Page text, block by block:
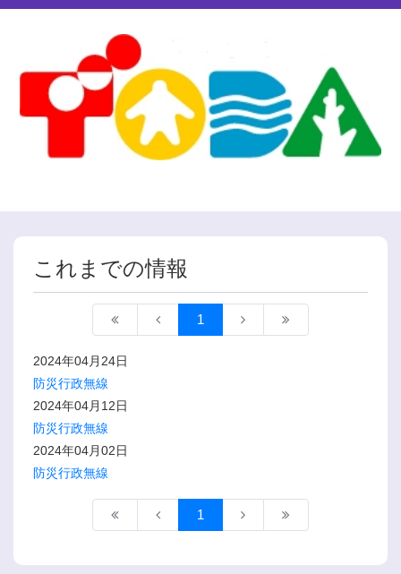
これまでの情報
1
2024年04月24日
防災行政無線
2024年04月12日
防災行政無線
2024年04月02日
防災行政無線
1